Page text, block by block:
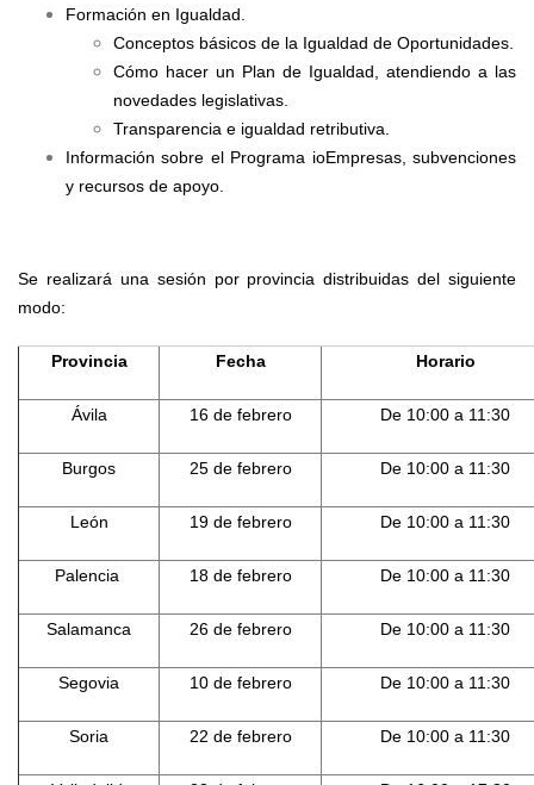
Formación en Igualdad.
Conceptos básicos de la Igualdad de Oportunidades.
Cómo hacer un Plan de Igualdad, atendiendo a las
novedades legislativas.
Transparencia e igualdad retributiva.
Información sobre el Programa ioEmpresas, subvenciones
y recursos de apoyo.
Se realizará una sesión por provincia distribuidas del siguiente
modo:
Provincia Fecha Horario
Ávila 16 de febrero De 10:00 a 11:30
Burgos 25 de febrero De 10:00 a 11:30
León 19 de febrero De 10:00 a 11:30
Palencia 18 de febrero De 10:00 a 11:30
Salamanca 26 de febrero De 10:00 a 11:30
Segovia 10 de febrero De 10:00 a 11:30
Soria 22 de febrero De 10:00 a 11:30